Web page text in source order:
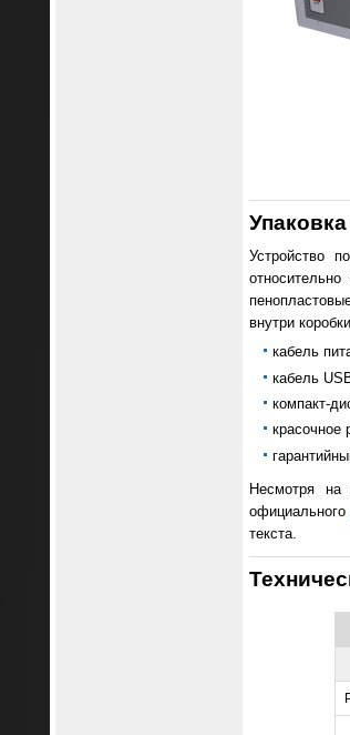
Устройство
внутри
кабель
кабель
компакт-
красочное
Несмотря на
официального
текста.